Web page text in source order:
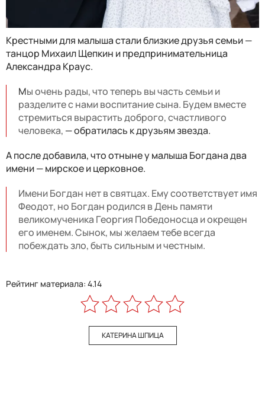
Крестными для малыша стали близкие друзья семьи—
танцор Михаил Щепкин и предпринимательница
Александра Краус.
Мы очень рады, что теперь вы часть семьи и
разделите с нами воспитание сына. Будем вместе
стремиться вырастить доброго, счастливого
человека, — обратилась к друзьям звезда.
А после добавила, что отныне у малыша Богдана два
имени—мирское и церковное.
Имени Богдан нет в святцах. Ему соответствует имя
Феодот, но Богдан родился в День памяти
великомученика Георгия Победоносца и окрещен
его именем. Сынок, мы желаем тебе всегда
побеждать зло, быть сильным и честным.
Рейтинг материала: 4.14
КАТЕРИНА ШПИЦА